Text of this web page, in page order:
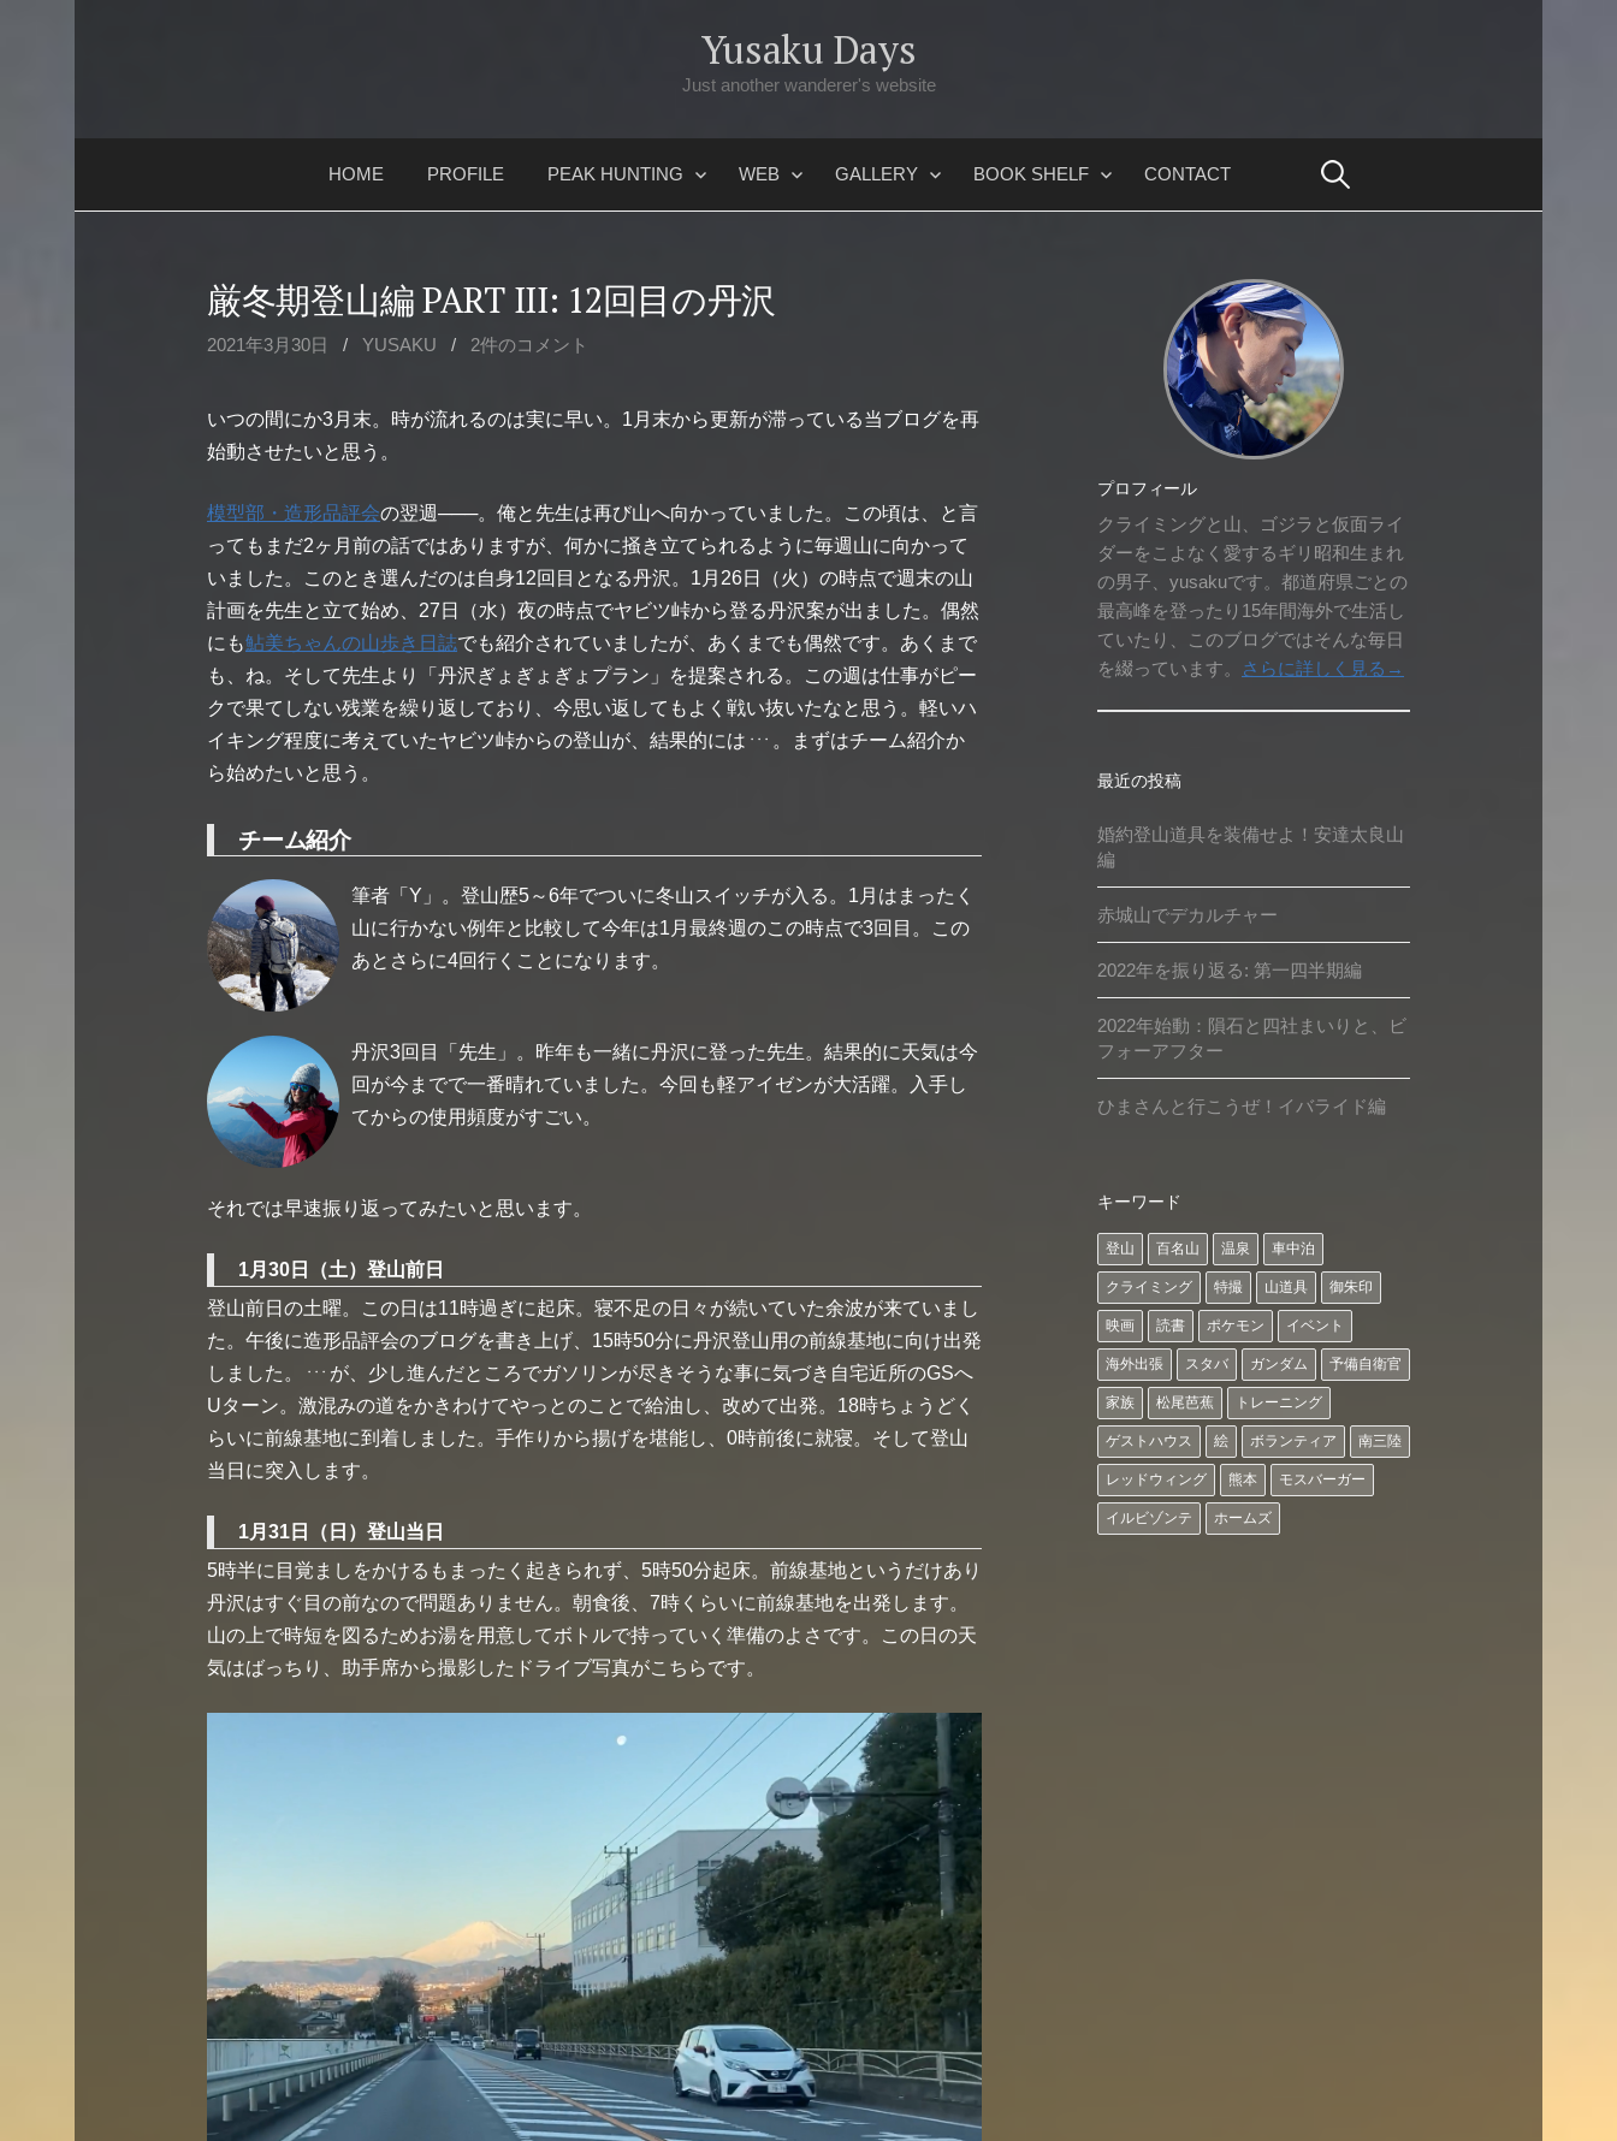
ツ
ス
Yusaku Days
Just another wanderer's website
HOME PROFILE PEAK HUNTING WEB GALLERY BOOK SHELF CONTACT
厳冬期登山編 PART III: 12回目の丹沢
2021年3月30日 / YUSAKU / 2件のコメント
いつの間にか3月末。時が流れるのは実に早い。1月末から更新が滞っている当ブログを再
始動させたいと思う。
模型部・造形品評会の翌週───。俺と先生は再び山へ向かっていました。この頃は、と言
ってもまだ2ヶ月前の話ではありますが、何かに掻き立てられるように毎週山に向かって
いました。このとき選んだのは自身12回目となる丹沢。1月26日（火）の時点で週末の山
計画を先生と立て始め、27日（水）夜の時点でヤビツ峠から登る丹沢案が出ました。偶然
にも鮎美ちゃんの山歩き日誌でも紹介されていましたが、あくまでも偶然です。あくまで
も、ね。そして先生より「丹沢ぎょぎょぎょプラン」を提案される。この週は仕事がピー
クで果てしない残業を繰り返しており、今思い返してもよく戦い抜いたなと思う。軽いハ
イキング程度に考えていたヤビツ峠からの登山が、結果的には ・・・ 。まずはチーム紹介か
ら始めたいと思う。
チーム紹介
筆者「Y」。登山歴5～6年でついに冬山スイッチが入る。1月はまったく
山に行かない例年と比較して今年は1月最終週のこの時点で3回目。この
あとさらに4回行くことになります。
丹沢3回目「先生」。昨年も一緒に丹沢に登った先生。結果的に天気は今
回が今までで一番晴れていました。今回も軽アイゼンが大活躍。入手し
てからの使用頻度がすごい。
それでは早速振り返ってみたいと思います。
1月30日（土）登山前日
登山前日の土曜。この日は11時過ぎに起床。寝不足の日々が続いていた余波が来ていまし
た。午後に造形品評会のブログを書き上げ、15時50分に丹沢登山用の前線基地に向け出発
しました。
・・・ が、少し進んだところでガソリンが尽きそうな事に気づき自宅近所のGSへ
Uターン。激混みの道をかきわけてやっとのことで給油し、改めて出発。18時ちょうどく
らいに前線基地に到着しました。手作りから揚げを堪能し、0時前後に就寝。そして登山
当日に突入します。
1月31日（日）登山当日
5時半に目覚ましをかけるもまったく起きられず、5時50分起床。前線基地というだけあり
丹沢はすぐ目の前なので問題ありません。朝食後、7時くらいに前線基地を出発します。
山の上で時短を図るためお湯を用意してボトルで持っていく準備のよさです。この日の天
気はばっちり、助手席から撮影したドライブ写真がこちらです。
プロフィール
クライミングと山、ゴジラと仮面ライ
ダーをこよなく愛するギリ昭和生まれ
の男子、yusakuです。都道府県ごとの
最高峰を登ったり15年間海外で生活し
ていたり、このブログではそんな毎日
を綴っています。
さらに詳しく見る→
最近の投稿
婚約登山道具を装備せよ！安達太良山
編
赤城山でデカルチャー
2022年を振り返る: 第一四半期編
2022年始動：隕石と四社まいりと、ビ
フォーアフター
ひまさんと行こうぜ！イバライド編
キーワード
登山 百名山 温泉 車中泊
クライミング 特撮 山道具 御朱印
映画 読書 ポケモン イベント
海外出張 スタバ ガンダム 予備自衛官
家族 松尾芭蕉 トレーニング
ゲストハウス 絵 ボランティア 南三陸
レッドウィング 熊本 モスバーガー
イルビゾンテ ホームズ